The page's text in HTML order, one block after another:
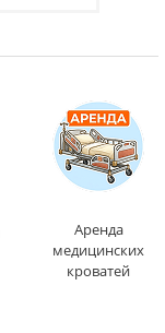
дня
Аренда
медицинских
кроватей